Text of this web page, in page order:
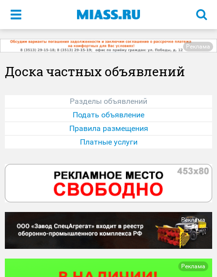
Меню
Реклама
Доска частных объявлений
Разделы объявлений
Подать объявление
Правила размещения
Платные услуги
Реклама
Реклама